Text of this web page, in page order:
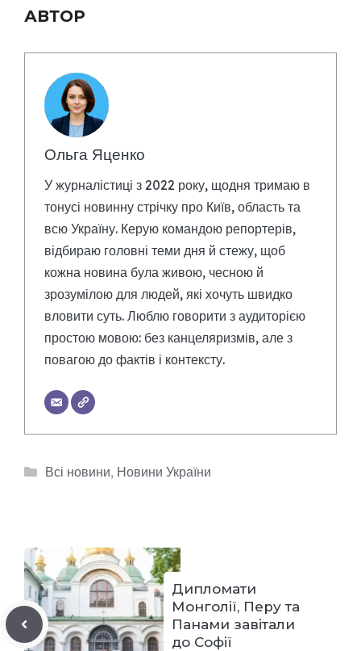
АВТОР
Ольга Яценко
У журналістиці з 2022 року, щодня тримаю в
тонусі новинну стрічку про Київ, область та
всю Україну. Керую командою репортерів,
відбираю головні теми дня й стежу, щоб
кожна новина була живою, чесною й
зрозумілою для людей, які хочуть швидко
вловити суть. Люблю говорити з аудиторією
простою мовою: без канцеляризмів, але з
повагою до фактів і контексту.
Категорії
Всі новини, Новини України
Дипломати
Монголії, Перу та
Панами завітали
до Софії